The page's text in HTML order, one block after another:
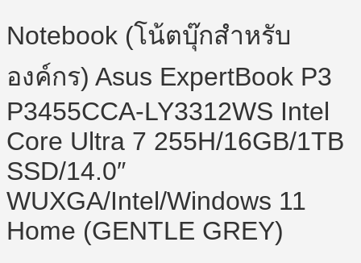
Notebook (โน้ตบุ๊กสำหรับ
องค์กร) Asus ExpertBook P3
P3455CCA-LY3312WS Intel
Core Ultra 7 255H/16GB/1TB
SSD/14.0″
WUXGA/Intel/Windows 11
Home (GENTLE GREY)